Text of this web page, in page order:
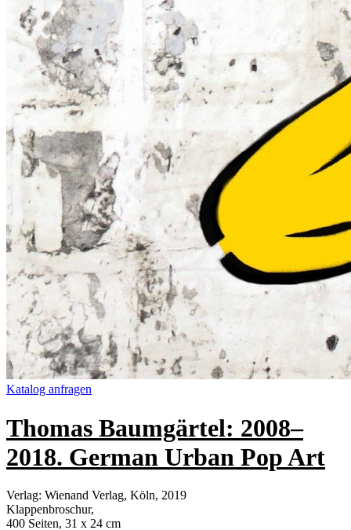
Katalog anfragen
Thomas Baumgärtel: 2008–
2018. German Urban Pop Art
Verlag: Wienand Verlag, Köln, 2019
Klappenbroschur,
400 Seiten, 31 x 24 cm